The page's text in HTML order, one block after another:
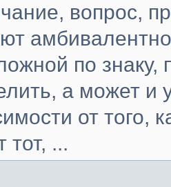
вопрос,
по
а может и
от того,
тот, ...